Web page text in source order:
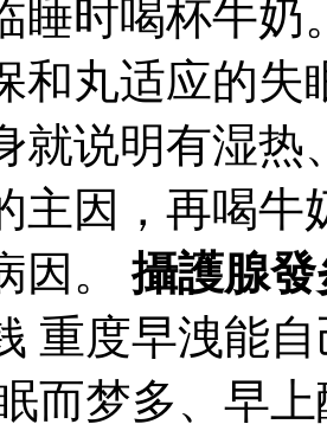
睡时喝杯牛奶
和丸适应的失
就说明有湿热
主因，再喝牛
因。攝護腺
重度早洩能
而梦多、早